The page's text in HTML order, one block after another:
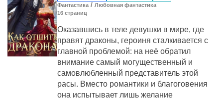
Фантастика / Любовная фантастика
16 cтраниц
Оказавшись в теле девушки в мире, где
правят драконы, героиня сталкивается с
главной проблемой: на неё обратил
внимание самый могущественный и
самовлюбленный представитель этой
расы. Вместо романтики и благоговения
она испытывает лишь желание